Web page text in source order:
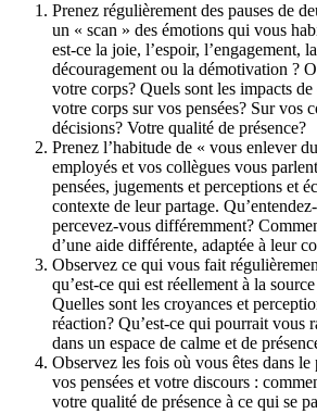
Prenez régulièrement des pauses de
un « scan » des émotions qui vous
est-ce la joie, l’espoir, l’engagement,
découragement ou la démotivation ?
votre corps? Quels sont les impacts
votre corps sur vos pensées? Sur vos
décisions? Votre qualité de présence?
Prenez l’habitude de « vous enlever
employés et vos collègues vous
pensées, jugements et perceptions et
contexte de leur partage.
percevez-vous différemment?
d’une aide différente, adaptée à leur
Observez ce qui vous fait
qu’est-ce qui est réellement à la
Quelles sont les croyances et
réaction? Qu’est-ce qui pourrait vous
dans un espace de calme et de
Observez les fois où vous êtes dans le
vos pensées et votre discours :
votre qualité de présence à ce qui se